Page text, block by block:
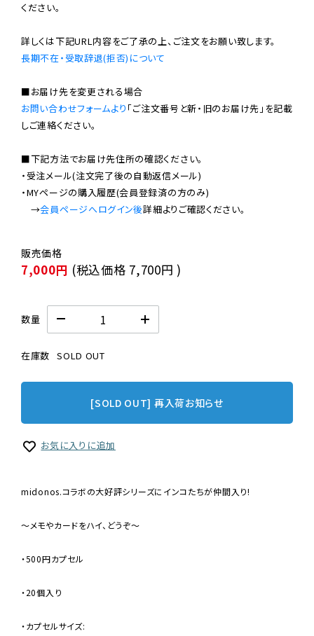
ください。
長期不在・受取辞退(拒否)について
お問い合わせフォームより 「ご注文番号と新・旧のお届け先」を記載
しご連絡ください。
■下記方法でお届け先住所の確認ください。
・受注メール(注文完了後の自動返信メール)
・MYページの購入履歴(会員登録済の方のみ)
→会員ページへログイン後
7,000円 (税込価格 7,700円 )
数量
在庫数 SOLD OUT
[SOLD OUT] 再入荷お知らせ
お気に入りに追加
midonos.コラボの大好評シリーズにインコたちが仲間入り!
〜メモやカードをハイ、どうぞ〜
・500円カプセル
・20個入り
・カプセルサイズ: